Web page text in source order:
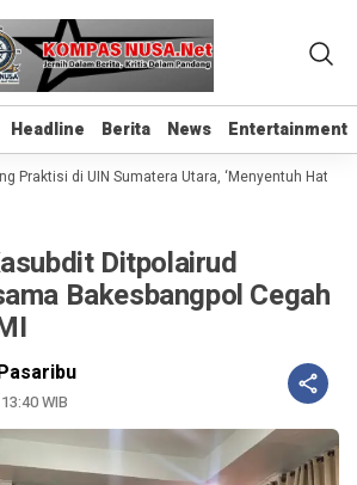
Headline Berita News Entertainment
Headline Berita News Entertainment
di UIN Sumatera Utara, ‘Menyentuh Hati
Ditpolairud
Bakesbangpol Cegah
WIB